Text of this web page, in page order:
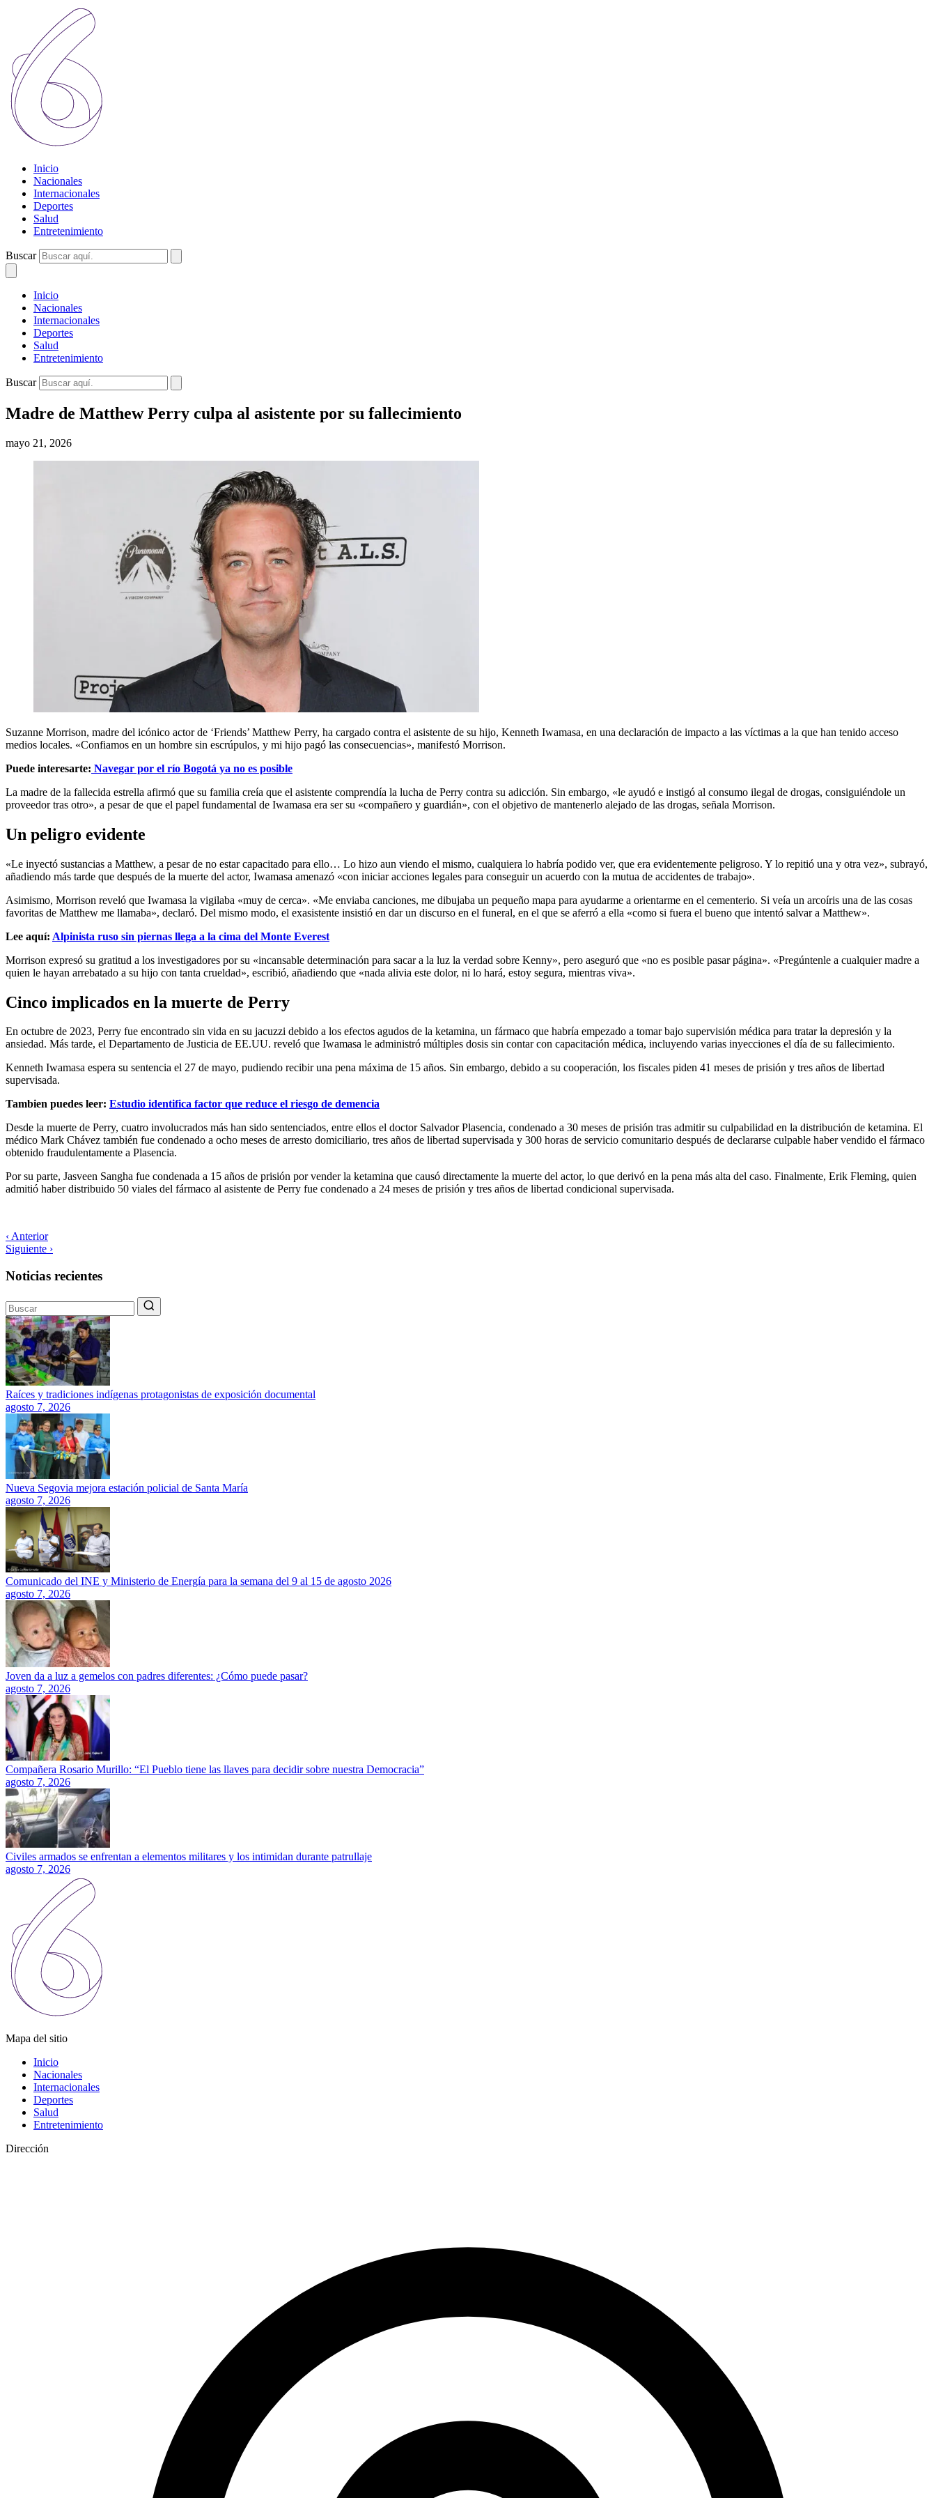
Inicio
Nacionales
Internacionales
Deportes
Salud
Entretenimiento
Buscar
Inicio
Nacionales
Internacionales
Deportes
Salud
Entretenimiento
Buscar
Madre de Matthew Perry culpa al asistente por su fallecimiento
mayo 21, 2026
Suzanne Morrison, madre del icónico actor de ‘Friends’ Matthew Perry, ha cargado contra el asistente de su hijo, Kenneth Iwamasa, en una declaración de impacto a las víctimas a la que han tenido acceso
medios locales. «Confiamos en un hombre sin escrúpulos, y mi hijo pagó las consecuencias», manifestó Morrison.
Puede interesarte: Navegar por el río Bogotá ya no es posible
La madre de la fallecida estrella afirmó que su familia creía que el asistente comprendía la lucha de Perry contra su adicción. Sin embargo, «le ayudó e instigó al consumo ilegal de drogas, consiguiéndole un
proveedor tras otro», a pesar de que el papel fundamental de Iwamasa era ser su «compañero y guardián», con el objetivo de mantenerlo alejado de las drogas, señala Morrison.
Un peligro evidente
«Le inyectó sustancias a Matthew, a pesar de no estar capacitado para ello… Lo hizo aun viendo el mismo, cualquiera lo habría podido ver, que era evidentemente peligroso. Y lo repitió una y otra vez», subrayó,
añadiendo más tarde que después de la muerte del actor, Iwamasa amenazó «con iniciar acciones legales para conseguir un acuerdo con la mutua de accidentes de trabajo».
Asimismo, Morrison reveló que Iwamasa la vigilaba «muy de cerca». «Me enviaba canciones, me dibujaba un pequeño mapa para ayudarme a orientarme en el cementerio. Si veía un arcoíris una de las cosas
favoritas de Matthew me llamaba», declaró. Del mismo modo, el exasistente insistió en dar un discurso en el funeral, en el que se aferró a ella «como si fuera el bueno que intentó salvar a Matthew».
Lee aquí: Alpinista ruso sin piernas llega a la cima del Monte Everest
Morrison expresó su gratitud a los investigadores por su «incansable determinación para sacar a la luz la verdad sobre Kenny», pero aseguró que «no es posible pasar página». «Pregúntenle a cualquier madre a
quien le hayan arrebatado a su hijo con tanta crueldad», escribió, añadiendo que «nada alivia este dolor, ni lo hará, estoy segura, mientras viva».
Cinco implicados en la muerte de Perry
En octubre de 2023, Perry fue encontrado sin vida en su jacuzzi debido a los efectos agudos de la ketamina, un fármaco que habría empezado a tomar bajo supervisión médica para tratar la depresión y la
ansiedad. Más tarde, el Departamento de Justicia de EE.UU. reveló que Iwamasa le administró múltiples dosis sin contar con capacitación médica, incluyendo varias inyecciones el día de su fallecimiento.
Kenneth Iwamasa espera su sentencia el 27 de mayo, pudiendo recibir una pena máxima de 15 años. Sin embargo, debido a su cooperación, los fiscales piden 41 meses de prisión y tres años de libertad
supervisada.
Tambien puedes leer: Estudio identifica factor que reduce el riesgo de demencia
Desde la muerte de Perry, cuatro involucrados más han sido sentenciados, entre ellos el doctor Salvador Plasencia, condenado a 30 meses de prisión tras admitir su culpabilidad en la distribución de ketamina. El
médico Mark Chávez también fue condenado a ocho meses de arresto domiciliario, tres años de libertad supervisada y 300 horas de servicio comunitario después de declararse culpable haber vendido el fármaco
obtenido fraudulentamente a Plasencia.
Por su parte, Jasveen Sangha fue condenada a 15 años de prisión por vender la ketamina que causó directamente la muerte del actor, lo que derivó en la pena más alta del caso. Finalmente, Erik Fleming, quien
admitió haber distribuido 50 viales del fármaco al asistente de Perry fue condenado a 24 meses de prisión y tres años de libertad condicional supervisada.
‹ Anterior
Siguiente ›
Noticias recientes
Raíces y tradiciones indígenas protagonistas de exposición documental
agosto 7, 2026
Nueva Segovia mejora estación policial de Santa María
agosto 7, 2026
Comunicado del INE y Ministerio de Energía para la semana del 9 al 15 de agosto 2026
agosto 7, 2026
Joven da a luz a gemelos con padres diferentes: ¿Cómo puede pasar?
agosto 7, 2026
Compañera Rosario Murillo: “El Pueblo tiene las llaves para decidir sobre nuestra Democracia”
agosto 7, 2026
Civiles armados se enfrentan a elementos militares y los intimidan durante patrullaje
agosto 7, 2026
Mapa del sitio
Inicio
Nacionales
Internacionales
Deportes
Salud
Entretenimiento
Dirección